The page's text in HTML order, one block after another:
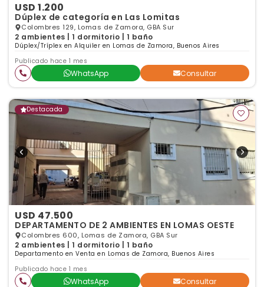
USD 1.200
Dúplex de categoría en Las Lomitas
Colombres 129, Lomas de Zamora, GBA Sur
2 ambientes | 1 dormitorio | 1 baño
Dúplex/Tríplex en Alquiler en Lomas de Zamora, Buenos Aires
Publicado hace 1 mes
WhatsApp Consultar
Destacada
USD 47.500
DEPARTAMENTO DE 2 AMBIENTES EN LOMAS OESTE
Colombres 600, Lomas de Zamora, GBA Sur
2 ambientes | 1 dormitorio | 1 baño
Departamento en Venta en Lomas de Zamora, Buenos Aires
Publicado hace 1 mes
WhatsApp Consultar